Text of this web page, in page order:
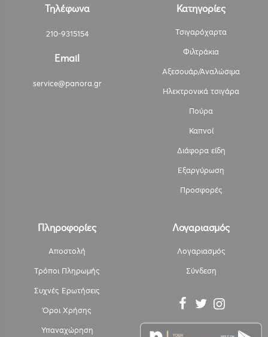
Τηλέφωνα
210-9315154
Email
service@panora.gr
Κατηγορίες
Τσιγαρόχαρτα
Φιλτράκια
Αξεσουάρ/Αναλώσιμα
Ηλεκτρονικά τσιγάρα
Πούρα
Καπνοί
Διάφορα είδη
Εξαργύρωση
Προσφορές
Πληροφορίες
Αποστολή
Τρόποι Πληρωμής
Συχνές Ερωτήσεις
Όροι Χρήσης
Υπαναχώρηση
Λογαριασμός
Λογαριασμός
Σύνδεση